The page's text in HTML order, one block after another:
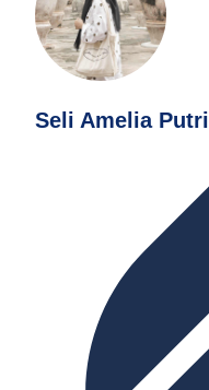
Seli Amelia Putri